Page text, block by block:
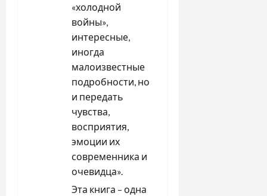
«холодной
войны»,
интересные,
иногда
малоизвестные
подробности, но
и передать
чувства,
восприятия,
эмоции их
современника и
очевидца».
Эта книга – одна